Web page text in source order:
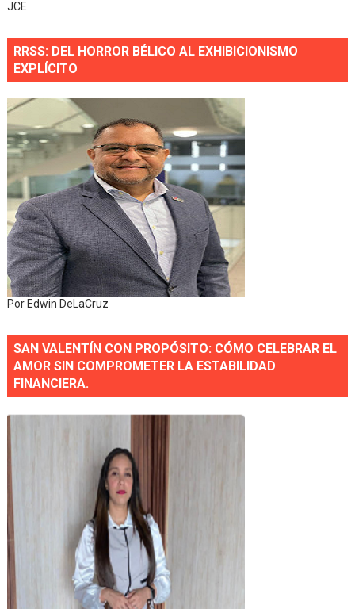
JCE
RRSS: DEL HORROR BÉLICO AL EXHIBICIONISMO
EXPLÍCITO
Por Edwin DeLaCruz
SAN VALENTÍN CON PROPÓSITO: CÓMO CELEBRAR EL
AMOR SIN COMPROMETER LA ESTABILIDAD
FINANCIERA.